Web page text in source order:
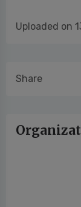
Uploaded on
Share